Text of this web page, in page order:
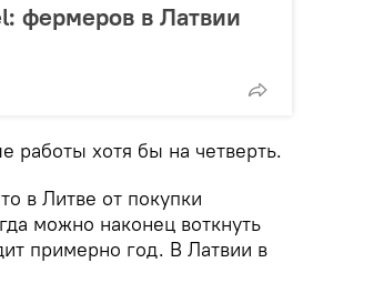
фермеров в Латвии
работы хотя бы на четверть.
в Литве от покупки
можно наконец воткнуть
примерно год. В Латвии в